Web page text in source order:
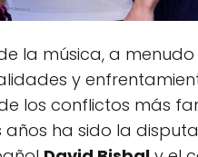
la música, a menudo
y
los conflictos más
años ha sido la